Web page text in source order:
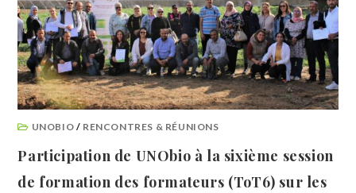
UNOBIO / RENCONTRES & RÉUNIONS
Participation de UNObio à la sixième session
de formation des formateurs (ToT6) sur les